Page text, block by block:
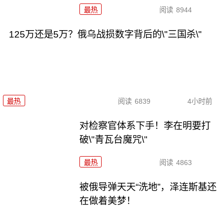
最热 阅读 8944
125万还是5万？俄乌战损数字背后的\"三国杀\"
最热 阅读 6839 4小时前
对检察官体系下手！李在明要打
破\"青瓦台魔咒\"
最热 阅读 4863
被俄导弹天天“洗地”，泽连斯基还
在做着美梦！